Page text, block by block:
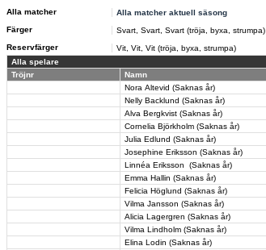
Alla matcher
Alla matcher aktuell säsong
Färger
Svart, Svart, Svart (tröja, byxa, strumpa)
Reservfärger
Vit, Vit, Vit (tröja, byxa, strumpa)
Alla spelare
Tröjnr
Namn
Nora Altevid (Saknas år)
Nelly Backlund (Saknas år)
Alva Bergkvist (Saknas år)
Cornelia Björkholm (Saknas år)
Julia Edlund (Saknas år)
Josephine Eriksson (Saknas år)
Linnéa Eriksson (Saknas år)
Emma Hallin (Saknas år)
Felicia Höglund (Saknas år)
Vilma Jansson (Saknas år)
Alicia Lagergren (Saknas år)
Vilma Lindholm (Saknas år)
Elina Lodin (Saknas år)